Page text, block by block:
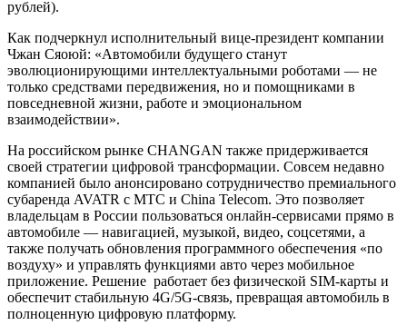
рублей).
Как подчеркнул исполнительный вице-президент компании
Чжан Сяоюй: «Автомобили будущего станут
эволюционирующими интеллектуальными роботами — не
только средствами передвижения, но и помощниками в
повседневной жизни, работе и эмоциональном
взаимодействии».
На российском рынке CHANGAN также придерживается
своей стратегии цифровой трансформации. Совсем недавно
компанией было анонсировано сотрудничество премиального
субаренда AVATR с МТС и China Telecom. Это позволяет
владельцам в России пользоваться онлайн-сервисами прямо в
автомобиле — навигацией, музыкой, видео, соцсетями, а
также получать обновления программного обеспечения «по
воздуху» и управлять функциями авто через мобильное
приложение. Решение работает без физической SIM-карты и
обеспечит стабильную 4G/5G-связь, превращая автомобиль в
полноценную цифровую платформу.